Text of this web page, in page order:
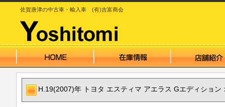
佐賀唐津の中古車・輸入車 (有)吉富商会
H.19(2007)年 トヨタ エスティマ アエラス Gエディション